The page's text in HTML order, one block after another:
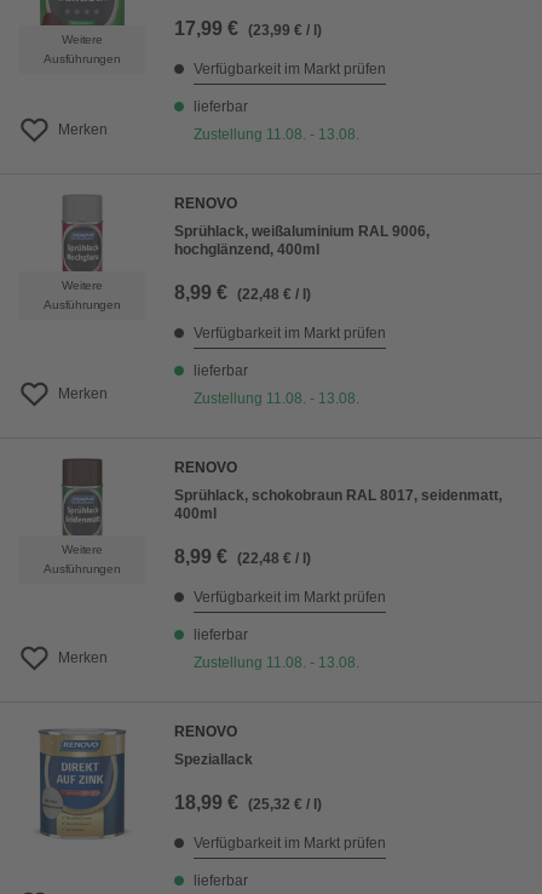
Weitere
Ausführungen
Merken
17,99 € (23,99 € / l)
Verfügbarkeit im Markt prüfen
lieferbar
Zustellung 11.08. - 13.08.
Weitere
Ausführungen
Merken
RENOVO
Sprühlack, weißaluminium RAL 9006,
hochglänzend, 400ml
8,99 € (22,48 € / l)
Verfügbarkeit im Markt prüfen
lieferbar
Zustellung 11.08. - 13.08.
Weitere
Ausführungen
Merken
RENOVO
Sprühlack, schokobraun RAL 8017, seidenmatt,
400ml
8,99 € (22,48 € / l)
Verfügbarkeit im Markt prüfen
lieferbar
Zustellung 11.08. - 13.08.
RENOVO
Speziallack
18,99 € (25,32 € / l)
Verfügbarkeit im Markt prüfen
lieferbar